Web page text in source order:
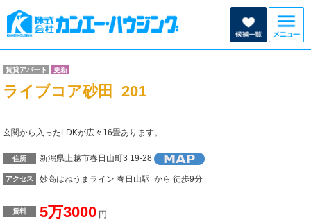
賃貸アパート 更新
ライブコア砂田 201
玄関から入ったLDKが広々16畳あります。
住所 新潟県上越市春日山町3 19-28
アクセス 妙高はねうまライン 春日山駅 から 徒歩9分
賃料 5万3000 円